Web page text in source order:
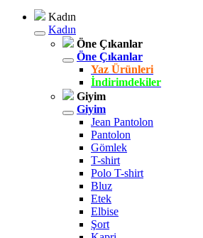
Kadın
Kadın
Öne Çıkanlar
Öne Çıkanlar
Yaz Ürünleri
İndirimdekiler
Giyim
Giyim
Jean Pantolon
Pantolon
Gömlek
T-shirt
Polo T-shirt
Bluz
Etek
Elbise
Şort